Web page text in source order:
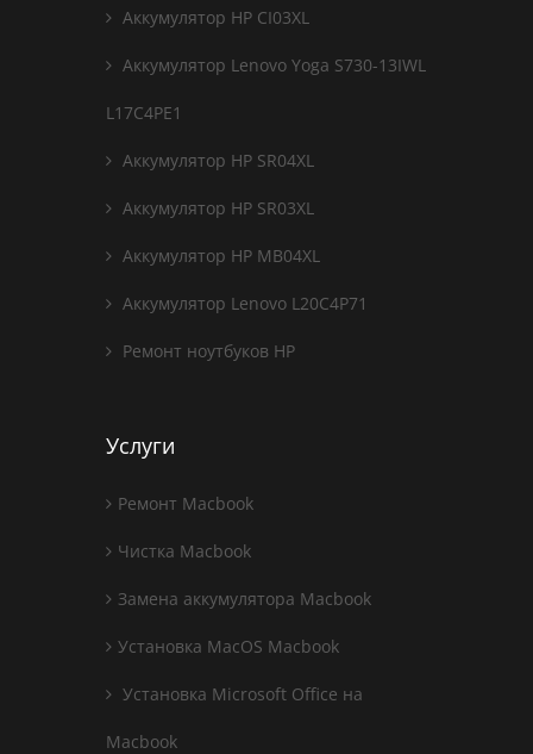
Аккумулятор HP CI03XL
Аккумулятор Lenovo Yoga S730-13IWL
L17C4PE1
Аккумулятор HP SR04XL
Аккумулятор HP SR03XL
Аккумулятор HP MB04XL
Аккумулятор Lenovo L20C4P71
Ремонт ноутбуков HP
Услуги
Ремонт Macbook
Чистка Macbook
Замена аккумулятора Macbook
Установка MacOS Macbook
Установка Microsoft Office на
Macbook